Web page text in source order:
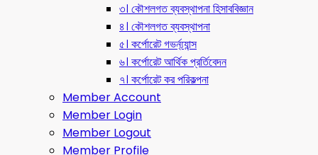
৩। কৌশলগত ব্যবস্থাপনা হিসাববিজ্ঞান
৪। কৌশলগত ব্যবস্থাপনা
৫। কর্পোরেট গভর্ন্য্যান্স
৬। কর্পোরেট আর্থিক প্রর্তিবেদন
৭। কর্পোরেট কর পরিকল্পনা
Member Account
Member Login
Member Logout
Member Profile